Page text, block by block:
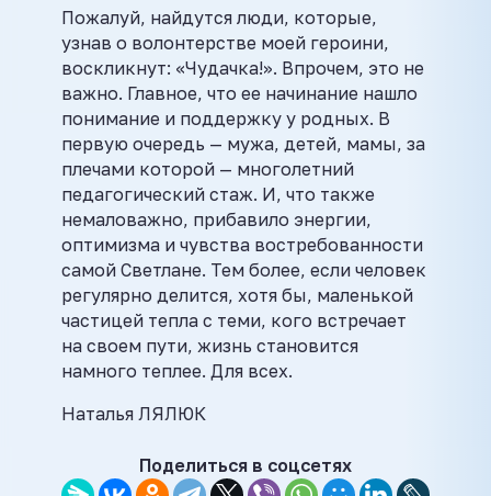
Пожалуй, найдутся люди, которые,
узнав о волонтерстве моей героини,
воскликнут: «Чудачка!». Впрочем, это не
важно. Главное, что ее начинание нашло
понимание и поддержку у родных. В
первую очередь — мужа, детей, мамы, за
плечами которой — многолетний
педагогический стаж. И, что также
немаловажно, прибавило энергии,
оптимизма и чувства востребованности
самой Светлане. Тем более, если человек
регулярно делится, хотя бы, маленькой
частицей тепла с теми, кого встречает
на своем пути, жизнь становится
намного теплее. Для всех.
Наталья ЛЯЛЮК
Поделиться в соцсетях